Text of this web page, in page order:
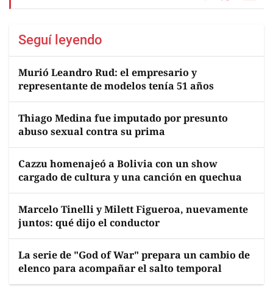
Seguí leyendo
Murió Leandro Rud: el empresario y
representante de modelos tenía 51 años
Thiago Medina fue imputado por presunto
abuso sexual contra su prima
Cazzu homenajeó a Bolivia con un show
cargado de cultura y una canción en quechua
Marcelo Tinelli y Milett Figueroa, nuevamente
juntos: qué dijo el conductor
La serie de "God of War" prepara un cambio de
elenco para acompañar el salto temporal